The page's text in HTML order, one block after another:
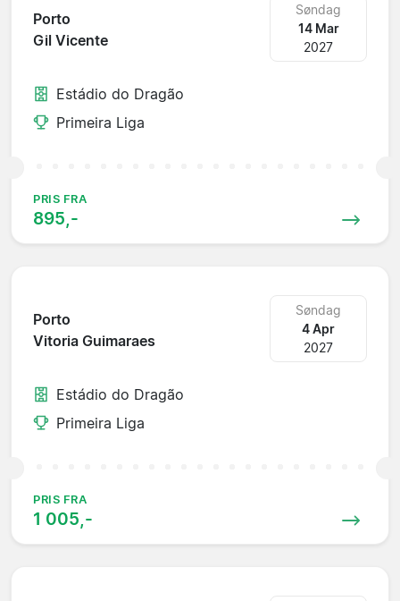
Porto
Gil Vicente
Søndag
14 Mar
2027
Estádio do Dragão
Primeira Liga
PRIS FRA
895,-
Porto
Vitoria Guimaraes
Søndag
4 Apr
2027
Estádio do Dragão
Primeira Liga
PRIS FRA
1 005,-